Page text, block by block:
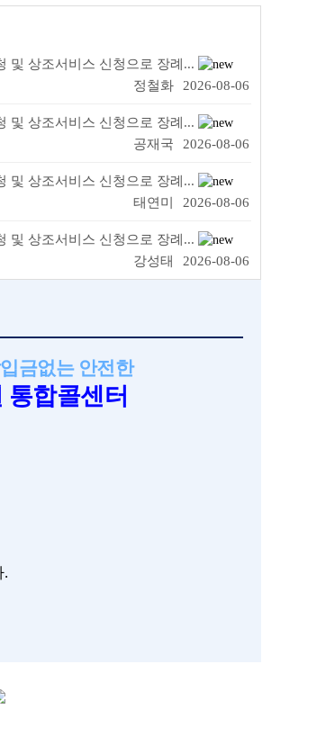
및 상조서비스 신청으로 장례...
정철화
2026-08-06
및 상조서비스 신청으로 장례...
공재국
2026-08-06
및 상조서비스 신청으로 장례...
태연미
2026-08-06
및 상조서비스 신청으로 장례...
강성태
2026-08-06
금없는 안전한
합콜센터
.